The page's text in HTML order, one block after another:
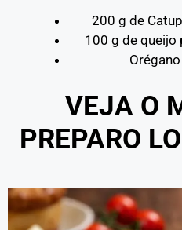
200 g de
100 g de queijo
VEJA O
PREPARO